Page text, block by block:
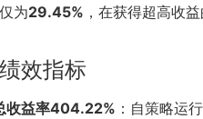
为29.45% ，在获得超高收
效指标
收益率404.22% ：自策略运